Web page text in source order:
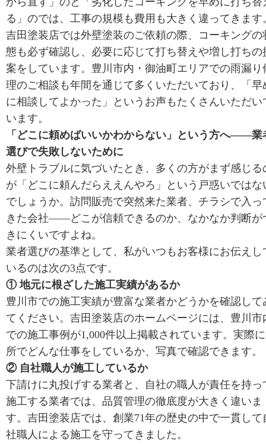
る」のでは、工事の規模も費用も大きく違ってきます
吉田塗装店では外壁塗装のご依頼の際、コーキングの
態も必ず確認し、必要に応じて打ち替えや増し打ちの
案をしています。豊川市内・御油町エリアでの雨漏り
理のご相談も年間を通じて多くいただいており、「早
に相談してよかった」というお声もたくさんいただい
います。
「どこに頼めばいいかわからない」という方へ——業
選びで失敗しないために
外壁トラブルに気づいたとき、多くの方がまず感じる
が「どこに頼んだらええんやろ」という戸惑いではな
でしょうか。訪問販売で突然来た業者、チラシで入っ
きた会社——どこが信頼できるのか、なかなか判断が
きにくいですよね。
業者選びの基準として、私がいつもお客様にお伝えし
いるのは次の3点です。
① 地元に根ざした施工実績があるか
豊川市での施工実績が豊富な業者かどうかを確認して
てください。吉田塗装店のホームページには、豊川市
での施工事例が1,000件以上掲載されています。実際
所でどんな仕事をしているか、写真で確認できます。
② 自社職人が施工しているか
下請けに丸投げする業者と、自社の職人が責任を持っ
施工する業者では、品質管理の徹底度が大きく違いま
す。吉田塗装店では、創業71年の歴史の中で一貫して
社職人による施工を守ってきました。